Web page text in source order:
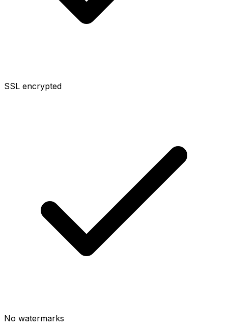
SSL encrypted
No watermarks